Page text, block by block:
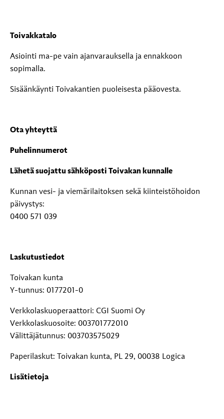
Toivakkatalo
Asiointi ma-pe vain ajanvarauksella ja ennakkoon
sopimalla.
Sisäänkäynti Toivakantien puoleisesta pääovesta.
Ota yhteyttä
Puhelinnumerot
Lähetä suojattu sähköposti Toivakan kunnalle
Kunnan vesi- ja viemärilaitoksen sekä kiinteistöhoidon
päivystys:
0400 571 039
Laskutustiedot
Toivakan kunta
Y-tunnus: 0177201-0
Verkkolaskuoperaattori: CGI Suomi Oy
Verkkolaskuosoite: 003701772010
Välittäjätunnus: 003703575029
Paperilaskut: Toivakan kunta, PL 29, 00038 Logica
Lisätietoja